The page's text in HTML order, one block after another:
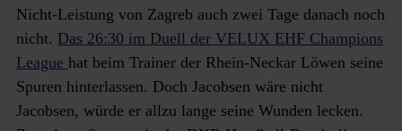
Nicht-Leistung von Zagreb auch zwei Tage danach noch
nicht. Das 26:30 im Duell der VELUX EHF Champions
League hat beim Trainer der Rhein-Neckar Löwen seine
Spuren hinterlassen. Doch Jacobsen wäre nicht
Jacobsen, würde er allzu lange seine Wunden lecken.